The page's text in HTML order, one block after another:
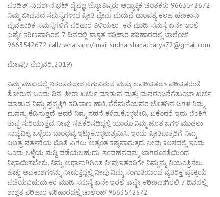
ಪಂಡಿತ್ ಸುದರ್ಶನ ಭಟ್ ದೈವಜ್ಞ ಜ್ಯೋತಿಷ್ಯರು ಆಧ್ಯಾತ್ಮಿಕ ಚಿಂತಕರು 9663542672
ನಿಮ್ಮ ಜೀವನದ ಸಮಸ್ಯೆಗಳಾದ ಪ್ರೀತಿ ಪ್ರೇಮ ಮದುವೆ ದಾಂಪತ್ಯ ಕಲಹ ಹಣಕಾಸು
ವ್ಯವಹಾರಿಕ ಸಮಸ್ಯೆಗಳಿಗೆ ಪರಿಹಾರ ತಿಳಿಯಲು ಕರೆ ಮಾಡಿ ಸಮಸ್ಯೆ ಏನೇ ಇರಲಿ
ಎಷ್ಟೇ ಕಠಿಣವಾಗಿರಲಿ 7 ದಿನದಲ್ಲಿ ಶಾಶ್ವತ ಪರಿಹಾರ ಪರಿಹಾರದಲ್ಲಿ ಚಾಲೆಂಜ್
9663542672 call/ whatsapp/ mail sudharshanacharya72@gmail.com
ಮೇಷ(7 ಫೆಬ್ರವರಿ, 2019)
ನಿಮ್ಮ ಮುಖದಲ್ಲಿ ನಿರಂತರವಾದ ನಗುವಿರುವ ಮತ್ತು ಅಪರಿಚಿತರೂ ಪರಿಚಿತರಂತೆ
ತೋರುವ ಒಂದು ದಿನ. ತೀರಾ ಖರ್ಚು ಮಾಡುವ ಮತ್ತು ಮನರಂಜನೆಗೆತುಂಬಾ ಖರ್ಚ
ಮಾಡುವ ನಿಮ್ಮ ಪ್ರವೃತ್ತಿಗೆ ಕಡಿವಾಣ ಹಾಕಿ. ನೆರೆಮನೆಯವರ ಜೊತಗಿನ ಜಗಳ ನಿಮ್ಮ
ಮನಸ್ಸು ಕೆಡಿಸುತ್ತದೆ. ಆದರೆ ನಿಮ್ಮ ಸಹನೆ ಕಳೆದುಕೊಳ್ಳಬೇಡಿ, ಏಕೆಂದರೆ ಇದು ಬೆಂಕಿಗೆ
ತುಪ್ಪ ಸುರಿಯುತ್ತದೆ. ನೀವು ಸಹಕರಿಸದಿದ್ದಲ್ಲಿ ಯಾರೂ ನಿಮ್ಮ ಜೊತ ಜಗಳ ಮಾಡಲು
ಸಾಧ್ಯವಿಲ್ಲ. ಒಳ್ಳೆಯ ಬಾಂಧವ್ಯ ಇಟ್ಟುಕೊಳ್ಳಲುಶ್ರಮಿಸಿ. ಇಂದು ಪ್ರೀತಿಪಾತ್ರರಿಗೆ ನಿಮ್ಮ
ವಿಚಿತ್ರ ವರ್ತನೆಯ ಜೊತೆ ಏಗಲು ಅತ್ಯಂತ ಕಷ್ಟವಾಗುತ್ತದೆ. ನೀವು ಕೆಲಸದಲ್ಲಿ ಇಂದು
ಒಂದು ಒಳ್ಳೆಯ ಸುದ್ದಿ ಪಡೆಯಬಹುದು. ಸಂವಹನವನ್ನು ಜಾಗರೂಕತೆಯಿಂದ
ನಿಭಾಯಿಸಬೇಕು. ನಿಮ್ಮ ಅರ್ಧಾಂಗಿಗಿಂತ ನೀವುಇತರರಿಗೇ ನಿಮ್ಮನ್ನು ನಿಯಂತ್ರಿಸಲು
ಹೆಚ್ಚು ಅವಕಾಶಗಳನ್ನು ನೀಡುತ್ತಿದ್ದಲ್ಲಿ ನೀವು ನಿಮ್ಮ ಸಂಗಾತಿಯಿಂದ ವ್ಯತಿರಿಕ್ತ ಪ್ರತಿಕ್ರಿಯೆ
ಪಡೆಯಬಹುದು.ಕರೆ ಮಾಡಿ ಸಮಸ್ಯೆ ಏನೇ ಇರಲಿ ಎಷ್ಟೇ ಕಠಿಣವಾಗಿರಲಿ 7 ದಿನದಲ್ಲಿ
ಶಾಶ್ವತ ಪರಿಹಾರ ಪರಿಹಾರದಲ್ಲಿ ಚಾಲೆಂಜ್ 9663542672